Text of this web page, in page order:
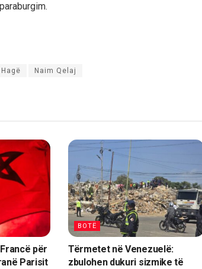
Hagë Naim Qelaj
për
Parisit
BOTË
Tërmetet në Venezuelë:
zbulohen dukuri sizmike të